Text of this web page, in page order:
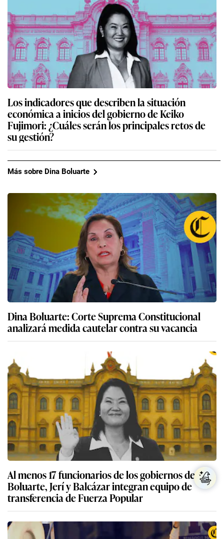
Los indicadores que describen la situación
económica a inicios del gobierno de Keiko
Fujimori: ¿Cuáles serán los principales retos de
su gestión?
Más sobre Dina Boluarte
Dina Boluarte: Corte Suprema Constitucional
analizará medida cautelar contra su vacancia
Al menos 17 funcionarios de los gobiernos de
Boluarte, Jerí y Balcázar integran equipo de
transferencia de Fuerza Popular